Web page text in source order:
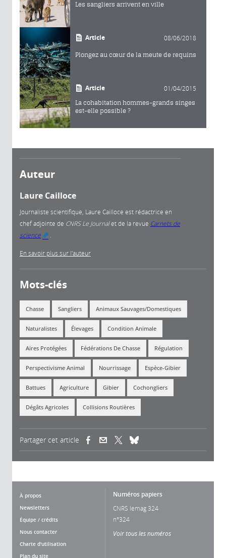
Les sangliers arrivent en ville
Article 08/06/2018
Plongez au cœur de la meute de requins
Article 01/04/2015
La cohabitation hommes-grands singes
est-elle possible ?
Auteur
Laure Cailloce
Journaliste scientifique, Laure Cailloce est rédactrice en
chef adjointe de CNRS Le Journalet de la revue Carnets de
science
.
En savoir plus sur l'auteur
Mots-clés
Chasse Sangliers Animaux Sauvages/domestiques
Naturalistes Élevages Condition Animale
Aires Protégées Fédérations De Chasse Régulation
Perspectivisme Animal Nourrissage Espèce-Gibier
Battues Agriculture Gibier Cochongliers
Dégâts Agricoles Collisions Routières
Partager cet article (link is external)(link is external)
À propos
Newsletters
Équipe / crédits
Nous contacter
Charte d'utilisation
Plan du site
Numéros papiers
CNRS lemag 324
n°324
Voir tous les numéros